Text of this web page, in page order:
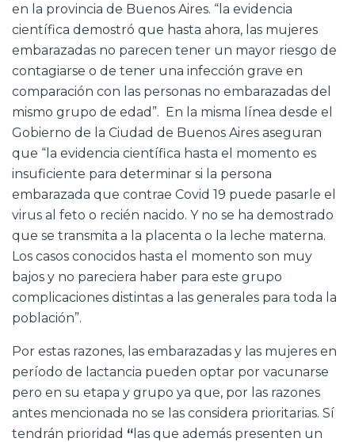
en la provincia de Buenos Aires. “la evidencia
científica demostró que hasta ahora, las mujeres
embarazadas no parecen tener un mayor riesgo de
contagiarse o de tener una infección grave en
comparación con las personas no embarazadas del
mismo grupo de edad”. En la misma línea desde el
Gobierno de la Ciudad de Buenos Aires aseguran
que “la evidencia científica hasta el momento es
insuficiente para determinar si la persona
embarazada que contrae Covid 19 puede pasarle el
virus al feto o recién nacido. Y no se ha demostrado
que se transmita a la placenta o la leche materna.
Los casos conocidos hasta el momento son muy
bajos y no pareciera haber para este grupo
complicaciones distintas a las generales para toda la
población”.
Por estas razones, las embarazadas y las mujeres en
período de lactancia pueden optar por vacunarse
pero en su etapa y grupo ya que, por las razones
antes mencionada no se las considera prioritarias. Sí
tendrán prioridad “ las que además presenten un